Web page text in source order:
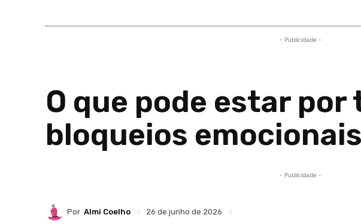
- Publicidade -
O que pode estar por
bloqueios emocionais
- Publicidade -
Por Almi Coelho 26 de junho de 2026